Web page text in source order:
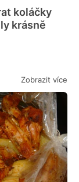
koláčky
krásně
Zobrazit více